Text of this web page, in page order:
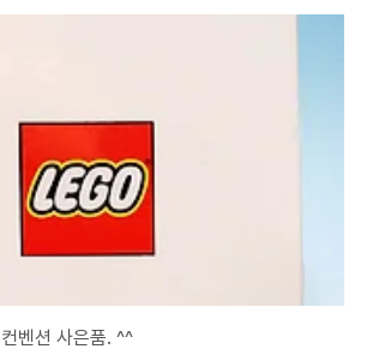
벤션 사은품. ^^